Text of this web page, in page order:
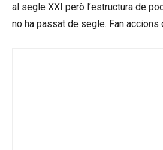
al segle XXI però l’estructura de
no ha passat de segle. Fan accions